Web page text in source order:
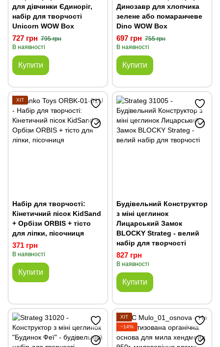
для дівчинки Єдиноріг,
набір для творчості
Unicorn WOW Box
727 грн 795 грн
В наявності
Купити
Динозавр для хлопчика
зелене або помаранчеве
Dino WOW Box
697 грн 755 грн
В наявності
Купити
ХІТ
Набір для творчості:
Кінетичний пісок KidSand
+ Орбізи ORBIS + тісто
для ліпки, пісочниця
371 грн
В наявності
Купити
Будівельний Конструктор
з міні цеглинок
Лицарський Замок
BLOCKY Strateg - велий
набір для творчості
827 грн
В наявності
Купити
ХІТ
−14%